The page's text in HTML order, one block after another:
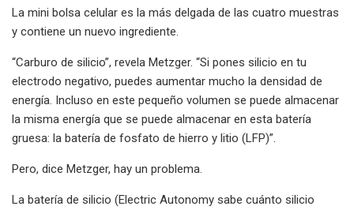
La mini bolsa celular es la más delgada de las cuatro muestras
y contiene un nuevo ingrediente.
“Carburo de silicio”, revela Metzger. “Si pones silicio en tu
electrodo negativo, puedes aumentar mucho la densidad de
energía. Incluso en este pequeño volumen se puede almacenar
la misma energía que se puede almacenar en esta batería
gruesa: la batería de fosfato de hierro y litio (LFP)”.
Pero, dice Metzger, hay un problema.
La batería de silicio (Electric Autonomy sabe cuánto silicio